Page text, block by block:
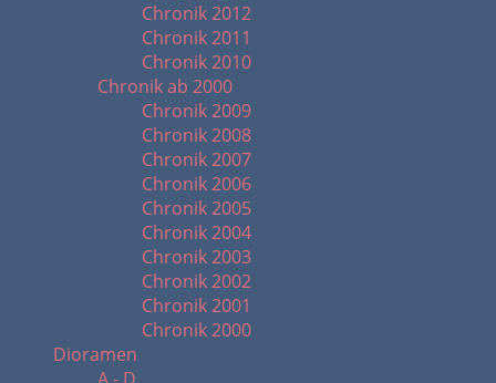
Chronik 2012
Chronik 2011
Chronik 2010
Chronik ab 2000
Chronik 2009
Chronik 2008
Chronik 2007
Chronik 2006
Chronik 2005
Chronik 2004
Chronik 2003
Chronik 2002
Chronik 2001
Chronik 2000
Dioramen